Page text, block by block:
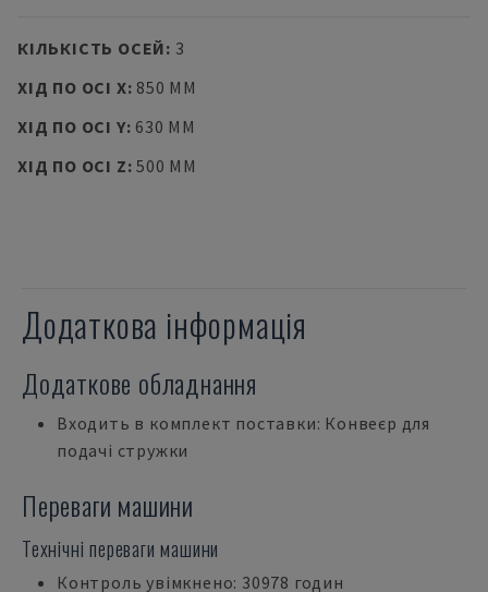
КІЛЬКІСТЬ ОСЕЙ: 3
ХІД ПО ОСІ X: 850 MM
ХІД ПО ОСІ Y: 630 MM
ХІД ПО ОСІ Z:500 MM
Додаткова інформація
Додаткове обладнання
Входить в комплект поставки: Конвеєр для
подачі стружки
Переваги машини
Технічні переваги машини
Контроль увімкнено: 30978 годин